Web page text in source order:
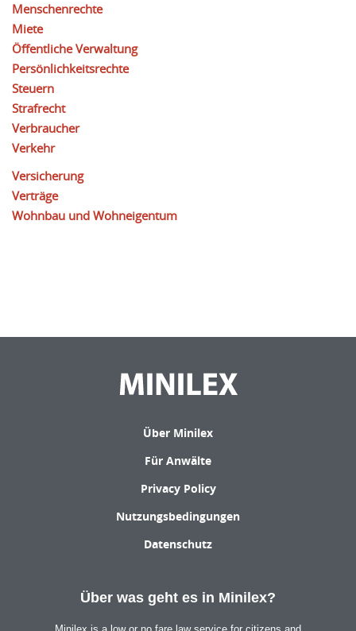
Menschenrechte
Miete
Öffentliche Verwaltung
Persönlichkeitsrechte
Steuern
Strafrecht
Verbraucher
Verkehr
Versicherung
Verträge
Wohnbau und Wohneigentum
Über Minilex
Für Anwälte
Privacy Policy
Nutzungsbedingungen
Datenschutz
Über was geht es in Minilex?